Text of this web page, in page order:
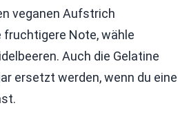
veganen Aufstrich
fruchtigere Note, wähle
Auch die Gelatine
ersetzt werden, wenn du eine